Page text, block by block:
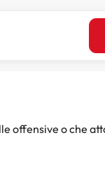
offensive o che